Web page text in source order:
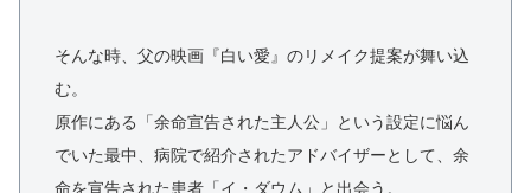
そんな時、父の映画『白い愛』のリメイク提案が舞い込
む。
原作にある「余命宣告された主人公」という設定に悩ん
でいた最中、病院で紹介されたアドバイザーとして、余
命を宣告された患者「イ・ダウム」と出会う。